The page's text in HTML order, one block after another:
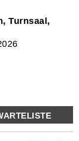
Turnsaal,